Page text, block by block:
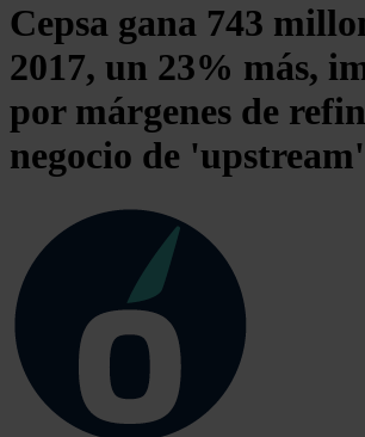
Cepsa gana 743
2017, un 23% más,
por márgenes de
negocio de 'upstream'